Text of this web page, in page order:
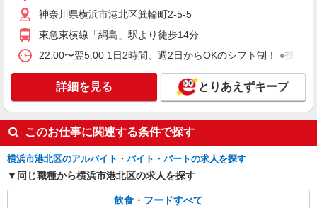
アルバイト パート
すき家 港北箕輪町店
すき家の店舗スタッフ（接客・調理・清掃な
ど）
時給1,300円 ※22:00〜翌5:00：時給1,625円 ※
高校生時給1,300円 ※早朝手当（5:00〜9:00）時給
神奈川県横浜市港北区箕輪町2-5-5
キープ
アルバイト パート
壱鵠堂 新横浜店
ラーメン店のホール・キッチン
神奈川県横浜市港北区箕輪町2-5-5
東急東横線「綱島」駅より徒歩14分
22:00〜翌5:00 1日2時間、週2日からOKのシフト制！ ●扶養
詳細を見る とりあえずキープ
このお仕事に関連する条件で探す
横浜市港北区のアルバイト・バイト・パートの求人を探す
同じ職種から横浜市港北区の求人を探す
飲食・フードすべて